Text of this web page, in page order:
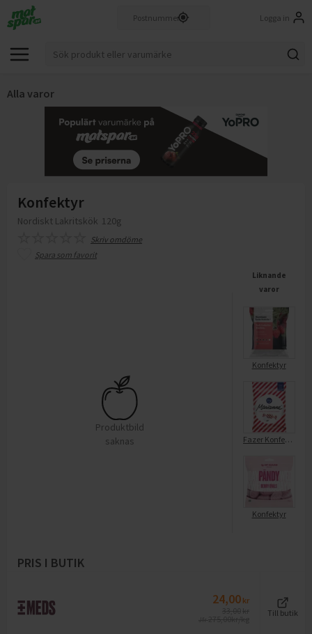
Logga in
Alla varor
Konfektyr
Nordiskt Lakritskök 120g
Skriv omdöme
Spara som favorit
Produktbild
saknas
Liknande
varor
Konfektyr
Fazer Konfektyr Marianne
Konfektyr
PRIS I BUTIK
24,00 kr
Till butik